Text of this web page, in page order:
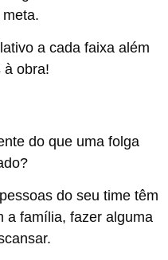
a cada faixa além
à obra!
do que uma folga
do seu time têm
a família, fazer alguma